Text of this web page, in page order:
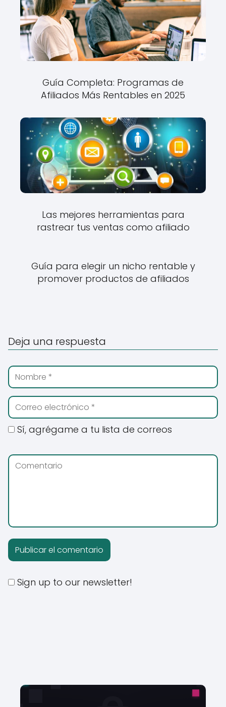
Guía Completa: Programas de
Afiliados Más Rentables en 2025
Las mejores herramientas para
rastrear tus ventas como afiliado
Guía para elegir un nicho rentable y
promover productos de afiliados
Deja una respuesta
Sí, agrégame a tu lista de correos
Sign up to our newsletter!